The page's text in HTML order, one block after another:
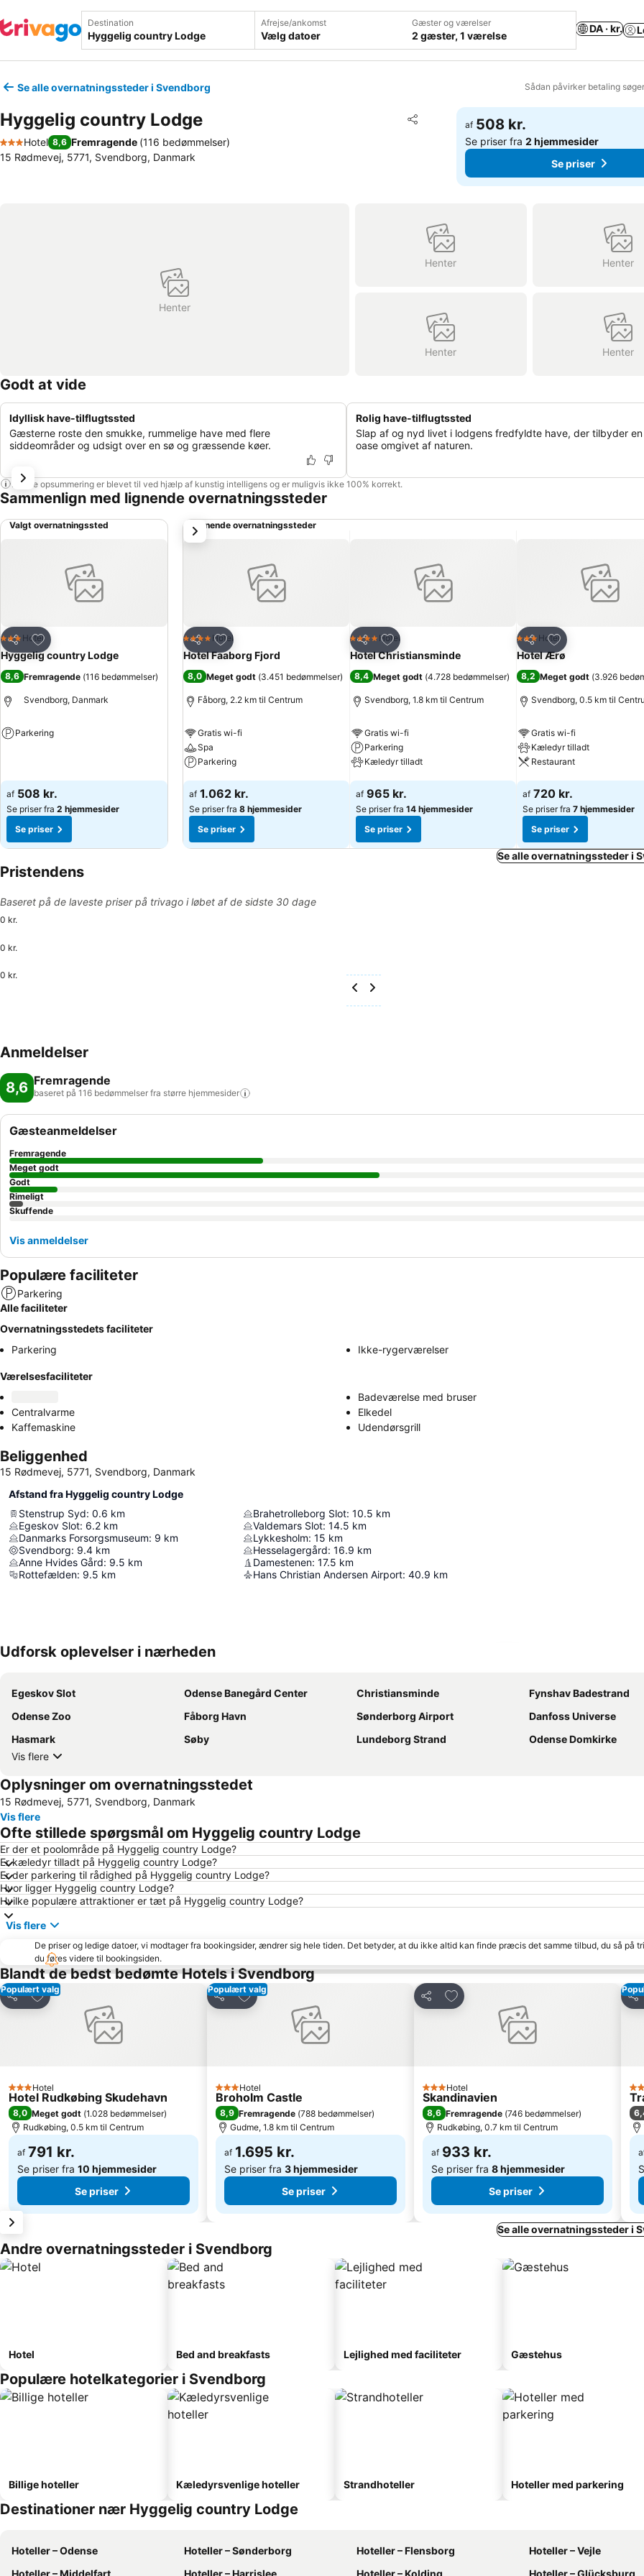
Destination Afrejse/ankomst
Vælg datoer
Gæster og værelser
2 gæster, 1 værelse
DA · kr.
Se alle overnatningssteder i Svendborg Sådan påvirker betaling
Hyggelig country Lodge Del
Føj til favoritter
3 Stjerner
Hotel 8,6 Fremragende (116 bedømmelser)
15 Rødmevej, 5771, Svendborg, Danmark
af 508 kr.
Se priser fra2 hjemmesider
Se priser
Henter
Henter Henter
Henter Henter
Godt at vide
Idyllisk have-tilflugtssted
Gæsterne roste den smukke, rummelige have med flere
siddeområder og udsigt over en sø og græssende køer.
Rolig have-tilflugtssted
Slap af og nyd livet i lodgens fredfyldte have, der tilbyder
oase omgivet af naturen.
Denne opsummering er blevet til ved hjælp af kunstig intelligens og er muligvis ikke 100% korrekt.
Sammenlign med lignende overnatningssteder
Valgt overnatningssted
Del
Føj til favoritter
3 Stjerner
Hotel
Hyggelig country Lodge
8,6 Fremragende (116 bedømmelser)
Svendborg, Danmark
Parkering
af 508 kr.
Se priser fra 2 hjemmesider
Se priser
Lignende overnatningssteder
Del
Føj til favoritter
4 StjernerHotel
Hotel Faaborg Fjord
8,0 Meget godt (3.451 bedømmelser)
Fåborg, 2.2 km til Centrum
Gratis wi-fi
Spa
Parkering
Se priser
af 1.062 kr.
Se priser fra 8 hjemmesider
Se priser
Del
Føj til favoritter
4 StjernerHotel
Hotel Christiansminde
8,4 Meget godt (4.728 bedømmelser)
Svendborg, 1.8 km til Centrum
Gratis wi-fi
Parkering
Kæledyr tilladt
Se priser
af 965 kr.
Se priser fra 14 hjemmesider
Se priser
Del
Føj til favoritter
3 Stjerner
Hotel
Hotel Ærø
8,2 Meget godt (3.926
Svendborg, 0.5 km til
Gratis wi-fi
Kæledyr tilladt
Restaurant
Se priser
af 720 kr.
Se priser fra 7 hjemmesider
Se priser
næste
Se alle overnatningssteder i
Pristendens
Baseret på de laveste priser på trivago i løbet af de sidste 30 dage
0 kr.
0 kr.
0 kr.
Anmeldelser
8,6 Fremragende
baseret på 116 bedømmelser fra større hjemmesider
Gæsteanmeldelser
Fremragende
Meget godt
Godt
Rimeligt
Skuffende
Vis anmeldelser
Populære faciliteter
Parkering
Alle faciliteter
Overnatningsstedets faciliteter
Parkering
Ikke-rygerværelser
Værelsesfaciliteter
Badeværelse med bruser
Centralvarme
Elkedel
Kaffemaskine
Udendørsgrill
Beliggenhed
15 Rødmevej, 5771, Svendborg, Danmark
Afstand fra Hyggelig country Lodge
Stenstrup Syd: 0.6 km
Egeskov Slot: 6.2 km
Danmarks Forsorgsmuseum: 9 km
Svendborg: 9.4 km
Anne Hvides Gård: 9.5 km
Rottefælden: 9.5 km
Brahetrolleborg Slot: 10.5 km
Valdemars Slot: 14.5 km
Lykkesholm: 15 km
Hesselagergård: 16.9 km
Damestenen: 17.5 km
Hans Christian Andersen Airport: 40.9 km
Udforsk oplevelser i nærheden
Egeskov Slot Odense Banegård Center Christiansminde
Fynshav Badestrand
Odense Zoo
Fåborg Havn Sønderborg Airport
Danfoss Universe
Hasmark
Søby Lundeborg Strand
Odense Domkirke
Vis flere
Oplysninger om overnatningsstedet
15 Rødmevej, 5771, Svendborg, Danmark
Vis flere
Ofte stillede spørgsmål om Hyggelig country Lodge
Er der et poolområde på Hyggelig country Lodge?
Er kæledyr tilladt på Hyggelig country Lodge?
Er der parkering til rådighed på Hyggelig country Lodge?
Hvor ligger Hyggelig country Lodge?
Hvilke populære attraktioner er tæt på Hyggelig country Lodge?
Vis flere
De priser og ledige datoer, vi modtager fra bookingsider, ændrer sig hele tiden. Det betyder, at du ikke altid kan finde præcis det samme tilbud, du så på
du føres videre til bookingsiden.
Blandt de bedst bedømte Hotels i Svendborg
Populært valg
Del
Føj til favoritter
3 Stjerner
Hotel
Hotel Rudkøbing Skudehavn
8,0 Meget godt (1.028 bedømmelser)
Rudkøbing, 0.5 km til Centrum
af 791 kr.
Se priser fra 10 hjemmesider
Se priser
Populært valg
Del
Føj til favoritter
3 Stjerner
Hotel
Broholm Castle
8,9 Fremragende (788 bedømmelser)
Gudme, 1.8 km til Centrum
af 1.695 kr.
Se priser fra 3 hjemmesider
Se priser
Del
Føj til favoritter
3 Stjerner
Hotel
Skandinavien
8,6 Fremragende (746 bedømmelser)
Rudkøbing, 0.7 km til Centrum
af 933 kr.
Se priser fra 8 hjemmesider
Se priser
Del
4
Se alle overnatningssteder i
Andre overnatningssteder i Svendborg
Hotel Bed and breakfasts Lejlighed med faciliteter Gæstehus
Populære hotelkategorier i Svendborg
Billige hoteller Kæledyrsvenlige hoteller Strandhoteller Hoteller med parkering
Destinationer nær Hyggelig country Lodge
Hoteller – Odense Hoteller – Sønderborg Hoteller – Flensborg
Hoteller – Vejle
Hoteller – Middelfart
Hoteller – Harrislee Hoteller – Kolding Hoteller – Glücksburg